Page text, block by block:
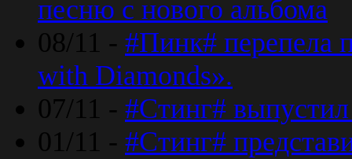
песню с нового альбома
08/11 - #Пинк# перепела
with Diamonds».
07/11 - #Стинг#
01/11 - #Стинг#